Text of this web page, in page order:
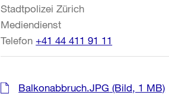
Stadtpolizei Zürich
Mediendienst
Telefon +41 44 411 91 11
Balkonabbruch.JPG (Bild, 1 MB)